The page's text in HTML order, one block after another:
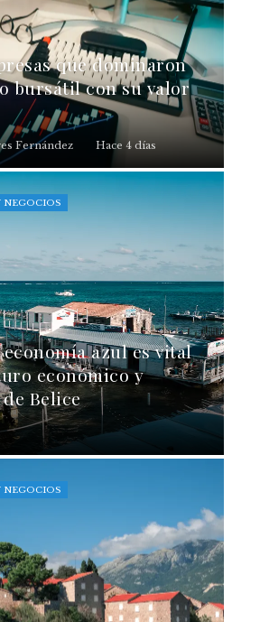
que dominaron
bursátil con su valor
Fernández Hace 4 días
NEGOCIOS
azul es vital
económico y
Belice
NEGOCIOS